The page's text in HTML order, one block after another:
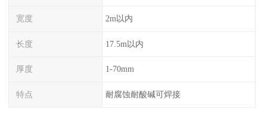
宽度 2m以内
长度 17.5m以内
厚度 1-70mm
特点 耐腐蚀耐酸碱可焊接